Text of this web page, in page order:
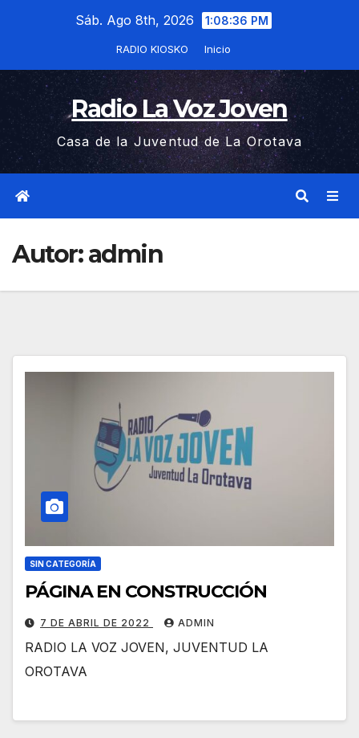
Sáb. Ago 8th, 2026 1:08:36 PM
RADIO KIOSKO Inicio
Radio La Voz Joven
Casa de la Juventud de La Orotava
Autor:admin
SIN CATEGORÍA
PÁGINA EN CONSTRUCCIÓN
7 DE ABRIL DE 2022 ADMIN
RADIO LA VOZ JOVEN, JUVENTUD LA
OROTAVA